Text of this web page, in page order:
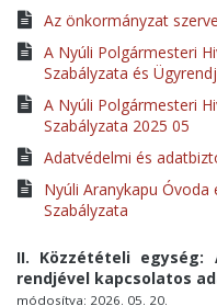
Az önkormányzat
A Nyúli Polgármesteri
Szabályzata és
A Nyúli Polgármesteri
Szabályzata 2025 05
Adatvédelmi és
Nyúli Aranykapu
Szabályzata
II. Közzétételi egység:
rendjével kapcsolatos
módosítva: 2026. 05. 20.